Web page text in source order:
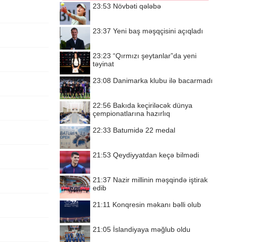
23:53 Növbəti qələbə
23:37 Yeni baş məşqçisini açıqladı
23:23 “Qırmızı şeytanlar”da yeni
təyinat
23:08 Danimarka klubu ilə bacarmadı
22:56 Bakıda keçiriləcək dünya
çempionatlarına hazırlıq
22:33 Batumidə 22 medal
21:53 Qeydiyyatdan keçə bilmədi
21:37 Nazir millinin məşqində iştirak
edib
21:11 Konqresin məkanı bəlli olub
21:05 İslandiyaya məğlub oldu